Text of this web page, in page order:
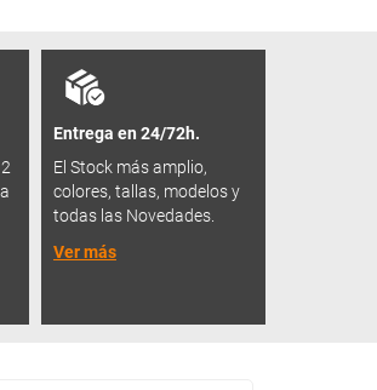
Entrega en 24/72h.
El Stock más amplio,
colores, tallas, modelos y
todas las Novedades.
Ver más